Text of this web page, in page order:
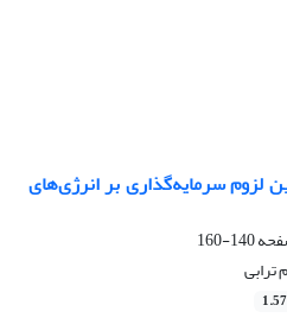
لزوم سرمایه‌گذاری بر انرژی‏‌های
140-160
ترابی